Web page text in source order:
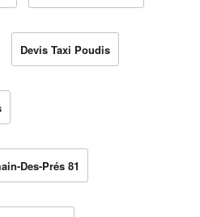
Devis Taxi Poudis
Des-Prés 81